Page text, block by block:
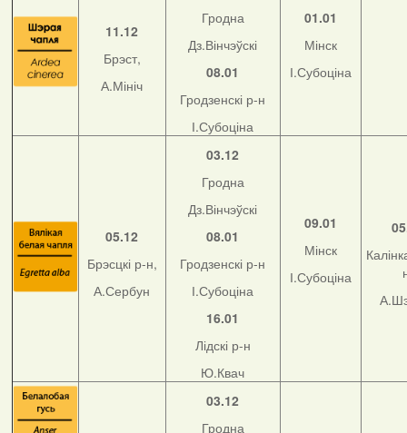
11.12
Брэст,
А.Мініч
Гродна
Дз.Вінчэўскі
08.01
Гродзенскі р-н
І.Субоціна
01.01
Мінск
І.Субоціна
05.12
Брэсцкі р-н,
А.Сербун
03.12
Гродна
Дз.Вінчэўскі
08.01
Гродзенскі р-н
І.Субоціна
16.01
Лідскі р-н
Ю.Квач
09.01
Мінск
І.Субоціна
03.12
Гродна